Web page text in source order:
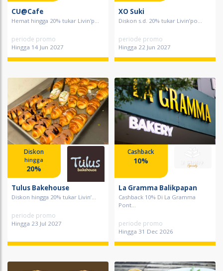
CU@Cafe
Hemat hingga 20% tukar Livin'p...
periode promo
Hingga 14 Jun 2027
XO Suki
Diskon s.d. 20% tukar Livin’po...
periode promo
Hingga 22 Jun 2027
Diskon
hingga
20%
Tulus Bakehouse
Diskon hingga 20% tukar Livin’...
periode promo
Hingga 23 Jul 2027
Cashback
10%
La Gramma Balikpapan
Cashback 10% Di La Gramma
Pont...
periode promo
Hingga 31 Dec 2026